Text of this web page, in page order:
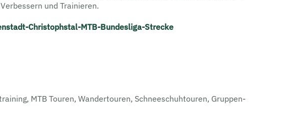
und Trainieren.
Christophstal-MTB-Bundesliga-Strecke
MTB Touren, Wandertouren, Schneeschuhtouren, Gruppen-